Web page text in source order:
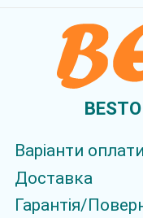
Варіанти оплати
Доставка
Гарантія/